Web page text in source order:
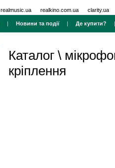
realmusic.ua realkino.com.ua clarity.ua
| Новини та події| Де купити?
Каталог \
кріплення